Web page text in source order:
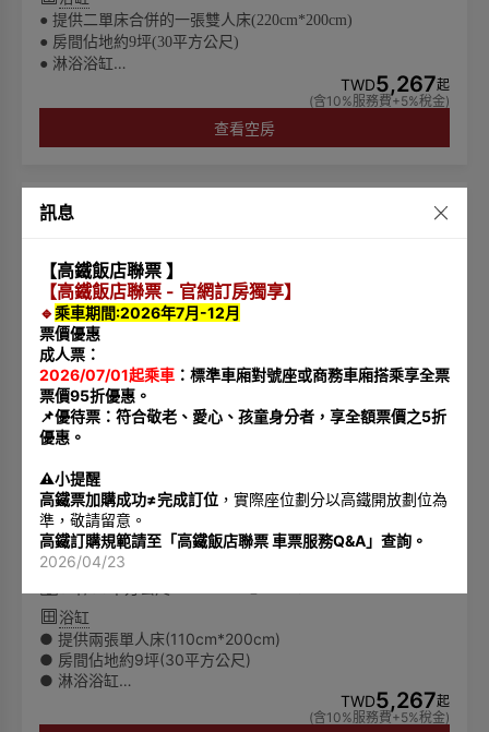
● 提供二單床合併的一張雙人床(220cm*200cm)
● 房間佔地約9坪(30平方公尺)
● 淋浴浴缸
● 可入住兩位成人及一位6歲以下兒童
🌏為響應環保愛護地球，客房內僅提供毛巾、沐浴乳、洗髮
乳，潤髮乳，身體乳、洗手乳，而不再陳列其他一次性備
力。
TWD5,267起
(含10%服務費+5%稅金)
查看空房
雅緻客房二單床
2張單人床
浴缸
● 提供兩張單人床(110cm*200cm)
● 房間佔地約9坪(30平方公尺)
● 淋浴浴缸
● 可入住兩位成人及一位6歲以下兒童
TWD5,267起
(含10%服務費+5%稅金)
訊息
【高鐵飯店聯票 】
【高鐵飯店聯票 - 官網訂房獨享】
🔹 乘車期間:2026年7月-12月
票價優惠
成人票：
2026/07/01起乘車 ：標準車廂對號座或商務車廂搭乘享全票
票價95折優惠。
📌優待票：符合敬老、愛心、孩童身分者，享全額票價之5折
優惠。
⚠️小提醒
高鐵票加購成功≠完成訂位 ，實際座位劃分以高鐵開放劃位為
準，敬請留意。
高鐵訂購規範請至「高鐵飯店聯票 車票服務Q&A」查詢。
2026/04/23